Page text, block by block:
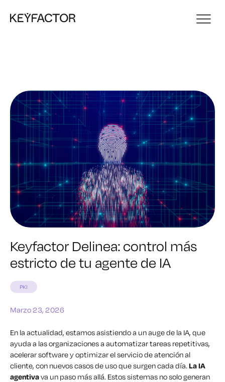
Keyfactor Delinea: control más
estricto de tu agente de IA
PKI
Marzo 23, 2026
En la actualidad, estamos asistiendo a un auge de la IA, que
ayuda a las organizaciones a automatizar tareas repetitivas,
acelerar software y optimizar el servicio de atención al
cliente, con nuevos casos de uso que surgen cada día.La IA
agentivava un paso más allá. Estos sistemas no solo generan